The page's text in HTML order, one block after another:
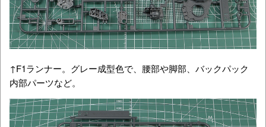
↑F1ランナー。グレー成型色で、腰部や脚部、バックパック
内部パーツなど。